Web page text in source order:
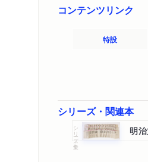
コンテンツリンク
特設
シリーズ・関連本
シリーズ・全集 明